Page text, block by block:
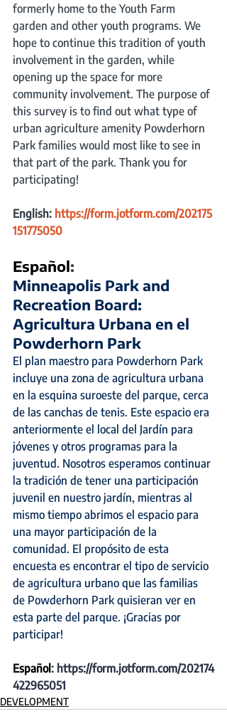
formerly home to the Youth Farm
garden and other youth programs. We
hope to continue this tradition of youth
involvement in the garden, while
opening up the space for more
community involvement. The purpose of
this survey is to find out what type of
urban agriculture amenity Powderhorn
Park families would most like to see in
that part of the park. Thank you for
participating!
English: https://form.jotform.com/202175
151775050
Español:
Minneapolis Park and
Recreation Board:
Agricultura Urbana en el
Powderhorn Park
El plan maestro para Powderhorn Park
incluye una zona de agricultura urbana
en la esquina suroeste del parque, cerca
de las canchas de tenis. Este espacio era
anteriormente el local del Jardín para
jóvenes y otros programas para la
juventud. Nosotros esperamos continuar
la tradición de tener una participación
juvenil en nuestro jardín, mientras al
mismo tiempo abrimos el espacio para
una mayor participación de la
comunidad. El propósito de esta
encuesta es encontrar el tipo de servicio
de agricultura urbano que las familias
de Powderhorn Park quisieran ver en
esta parte del parque. ¡Gracias por
participar!
Español: https://form.jotform.com/202174
422965051
DEVELOPMENT